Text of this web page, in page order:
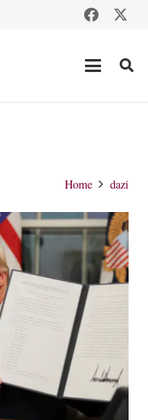
Home dazi